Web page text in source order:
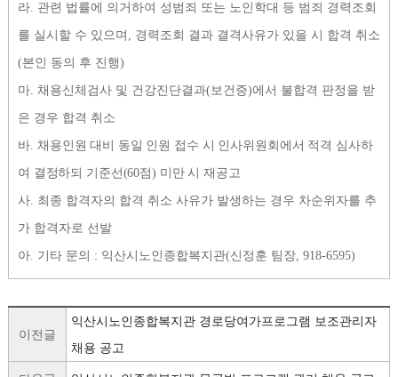
라. 관련 법률에 의거하여 성범죄 또는 노인학대 등 범죄 경력조회
를 실시할 수 있으며 , 경력조회 결과 결격사유가 있을 시 합격 취소
(본인 동의 후 진행)
마. 채용신체검사 및 건강진단결과(보건증)에서 불합격 판정을 받
은 경우 합격 취소
바. 채용인원 대비 동일 인원 접수 시 인사위원회에서 적격 심사하
여 결정하되 기준선(60점) 미만 시 재공고
사. 최종 합격자의 합격 취소 사유가 발생하는 경우 차순위자를 추
가 합격자로 선발
아. 기타 문의 : 익산시노인종합복지관(신정훈 팀장, 918-6595)
이전글
익산시노인종합복지관 경로당여가프로그램 보조관리자
채용 공고